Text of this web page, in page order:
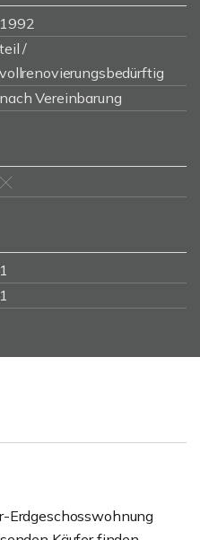
1992
teil /
vollrenovierungsbedürftig
nach Vereinbarung
1
1
Erdgeschosswohnung